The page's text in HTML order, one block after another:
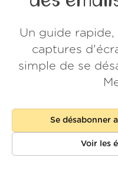
Spam Blocker
Ne pas déranger
Un guide
captures
simple de se
Se désabonner
Voir les